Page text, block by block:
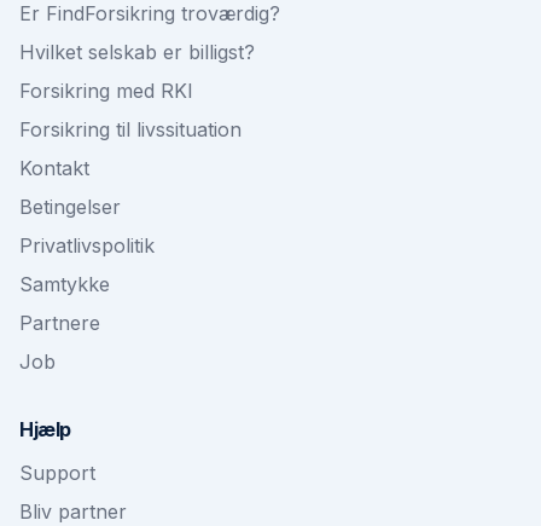
Er FindForsikring troværdig?
Hvilket selskab er billigst?
Forsikring med RKI
Forsikring til livssituation
Kontakt
Betingelser
Privatlivspolitik
Samtykke
Partnere
Job
Hjælp
Support
Bliv partner